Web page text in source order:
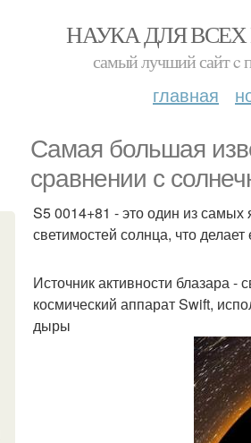
НАУКА ДЛЯ
самый лучший сайт c
главная
Самая большая
сравнении с
S5 0014+81 - это один из
светимостей солнца, что
Источник активности блазара
космический аппарат Swift,
дыры